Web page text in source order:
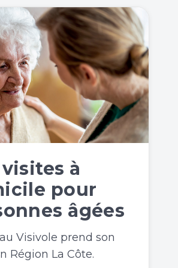
à
pour
âgées
Visivole prend son
Région La Côte.